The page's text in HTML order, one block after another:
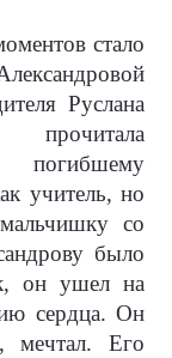
стало
Руслана
погибшему
учитель, но
со
было
он ушел на
сердца. Он
мечтал. Его